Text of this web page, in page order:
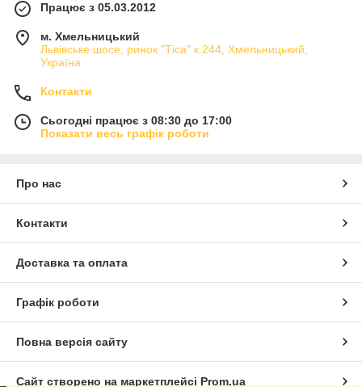
Працює з 05.03.2012
м. Хмельницький
Львівське шосе, ринок "Тіса" к.244, Хмельницький,
Україна
Контакти
Сьогодні працює з 08:30 до 17:00
Показати весь графік роботи
Про нас
Контакти
Доставка та оплата
Графік роботи
Повна версія сайту
Сайт створено на маркетплейсі Prom.ua